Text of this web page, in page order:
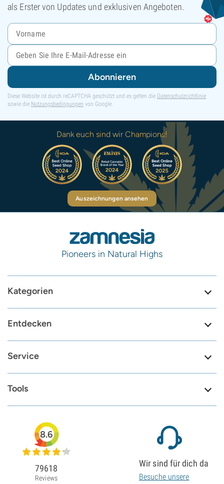
als Erster von Updates und exklusiven Angeboten.
Abonnieren
Diese Website ist durch reCAPTCHA geschützt und es gelten die Datenschutzrichtlinie
sowie die Nutzungsbedingungen von Google.
Dank euch sind wir Champions!
Auszeichnungen ansehen
Pioneers in Natural Highs
Kategorien
Entdecken
Service
Tools
8.6
79618
Reviews
Wir sind für dich da
Besuche unsere